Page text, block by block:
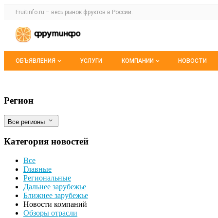
Раздел навигации по сайту fruitinfo.ru
Fruitinfo.ru – весь рынок фруктов в России.
Авторизация и меню пользователя
Навигация по разделам сайта fruitinfo.ru
ОБЪЯВЛЕНИЯ
Мои объявления
УСЛУГИ КОМПАНИИ НОВОСТИ
Челябинский "Первый хлебокомбинат"
Фильтры
Регион
Все регионы
Категория новостей
Все
Главные
Региональные
Дальнее зарубежье
Ближнее зарубежье
Новости компаний
Обзоры отрасли